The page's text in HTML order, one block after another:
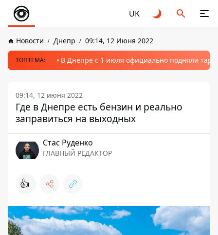
UK
Новости Днепр 09:14, 12 Июня 2022
ТОПТЕМА: В Днепре с 1 июля официально подняли
09:14, 12 июня 2022
Где в Днепре есть бензин и реально
заправиться на выходных
Стаc Руденко
ГЛАВНЫЙ РЕДАКТОР
👍